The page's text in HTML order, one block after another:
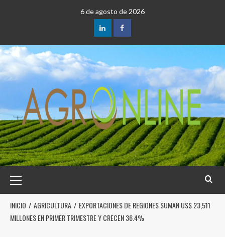
6 de agosto de 2026
INICIO AGRICULTURA
EXPORTACIONES DE REGIONES SUMAN US$ 23,511
MILLONES EN PRIMER TRIMESTRE Y CRECEN 36.4%